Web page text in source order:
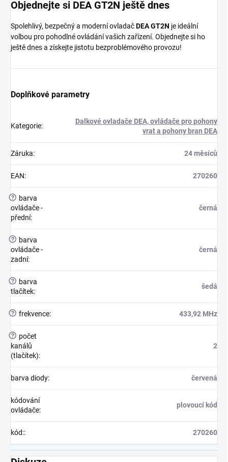
Objednejte si DEA GT2N ještě dnes
Spolehlivý, bezpečný a moderní ovladačDEA GT2N je ideální
volbou pro pohodlné ovládání vašich zařízení. Objednejte si ho
ještě dnes a získejte jistotu bezproblémového provozu!
Doplňkové parametry
Kategorie:
Dalkové ovladače DEA, ovládače pro pohony
vrat a pohony bran DEA
Záruka: 24 měsíců
EAN: 270260
?
barva
ovládače -
přední:
černá
?
barva
ovládače -
zadní:
černá
?
barva
tlačítek:
šedá
? frekvence: 433,92 MHz
?
počet
kanálů
(tlačítek):
2
barva diody: červená
kódování
ovládače:
plovoucí kód
kód:: 270260